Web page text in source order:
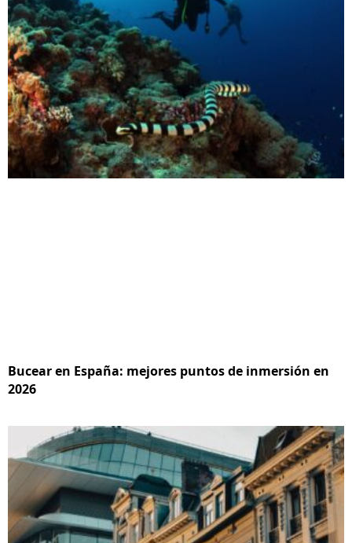
Bucear en España: mejores puntos de inmersión en
2026